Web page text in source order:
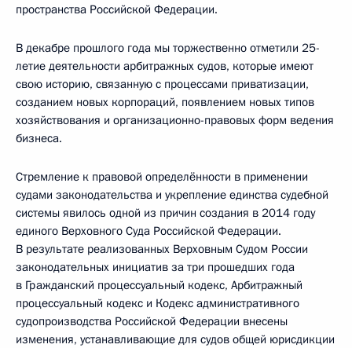
пространства Российской Федерации.
В декабре прошлого года мы торжественно отметили 25-
летие деятельности арбитражных судов, которые имеют
свою историю, связанную с процессами приватизации,
созданием новых корпораций, появлением новых типов
хозяйствования и организационно-правовых форм ведения
бизнеса.
Стремление к правовой определённости в применении
судами законодательства и укрепление единства судебной
системы явилось одной из причин создания в 2014 году
единого Верховного Суда Российской Федерации.
В результате реализованных Верховным Судом России
законодательных инициатив за три прошедших года
в Гражданский процессуальный кодекс, Арбитражный
процессуальный кодекс и Кодекс административного
судопроизводства Российской Федерации внесены
изменения, устанавливающие для судов общей юрисдикции